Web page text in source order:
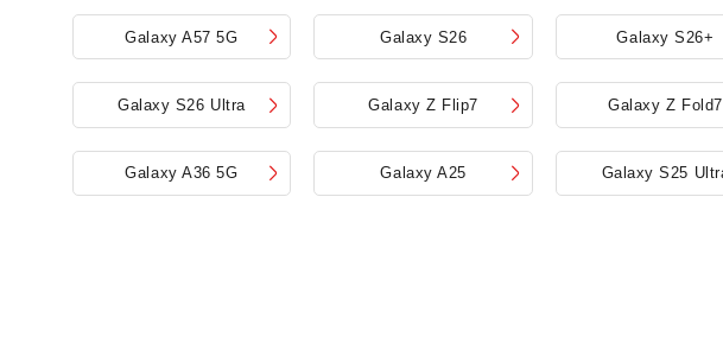
Galaxy A57 5G Galaxy S26 Galaxy S26+
Galaxy S26 Ultra Galaxy Z Flip7 Galaxy Z Fold7
Galaxy A36 5G Galaxy A25 Galaxy S25